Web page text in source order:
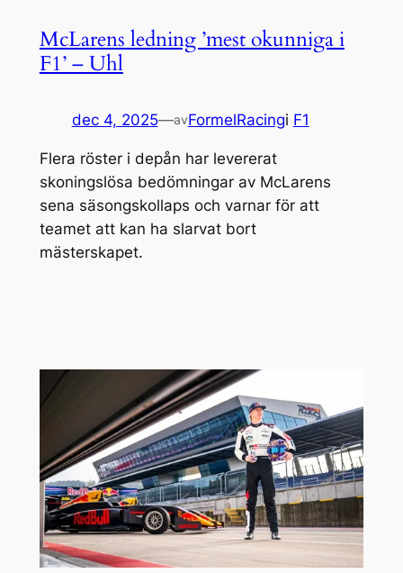
McLarens ledning ’mest okunniga i
F1’ – Uhl
dec 4, 2025—avFormelRacingi F1
Flera röster i depån har levererat
skoningslösa bedömningar av McLarens
sena säsongskollaps och varnar för att
teamet att kan ha slarvat bort
mästerskapet.